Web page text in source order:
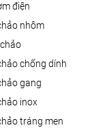
điện
nhôm
chảo
chống dính
gang
inox
tráng men